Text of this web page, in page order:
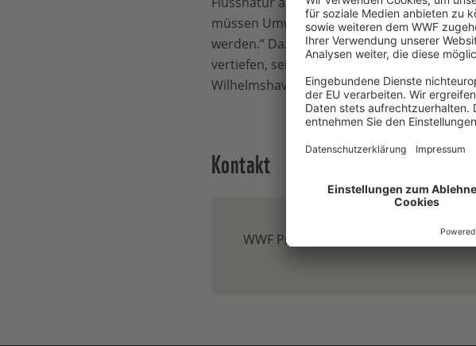
müssen Umweltbelange viel stärker
werden.“ Dazu gehöre auch die Prüfung
vertiefen, sei eine <link file:10372 wwf
Wilhelmshaven und Bremerhaven
Kontakt
WWF Presse-Team